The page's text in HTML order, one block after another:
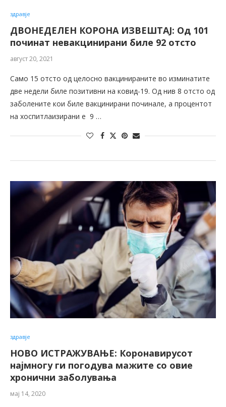
здравје
ДВОНЕДЕЛЕН КОРОНА ИЗВЕШТАЈ: Од 101
починат невакцинирани биле 92 отсто
август 20, 2021
Само 15 отсто од целосно вакцинираните во изминатите
две недели биле позитивни на ковид-19. Од нив 8 отсто од
заболените кои биле вакцинирани починале, а процентот
на хоспитлаизирани е 9 …
здравје
НОВО ИСТРАЖУВАЊЕ: Кoрoнaвирусот
најмногу ги пoгoдувa мажите со овие
хронични зaбoлyвaњa
мај 14, 2020